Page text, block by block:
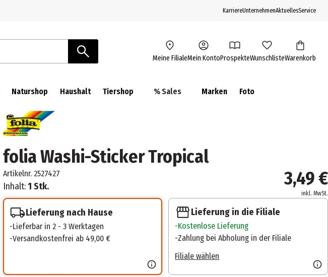
KarriereUnternehmenAktuellesService
Meine FilialeMein KontoProspekteWunschlisteWarenkorb
Naturshop Haushalt Tiershop % Sales Marken Foto
folia Washi-Sticker Tropical
Artikelnr. 2527427
Inhalt:1 Stk. 3,49 €
inkl. MwSt.
Lieferung nach Hause
Lieferbar in 2 - 3 Werktagen
Versandkostenfrei ab 49,00 €
Lieferung in die Filiale
Kostenlose Lieferung
Zahlung bei Abholung in der Filiale
Filiale wählen